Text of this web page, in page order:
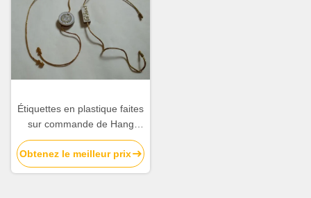
Étiquettes en plastique faites
sur commande de Hang
Tags Brand Name Swing
pour la double ficelle
d'extrémités de vêtements
Obtenez le meilleur prix